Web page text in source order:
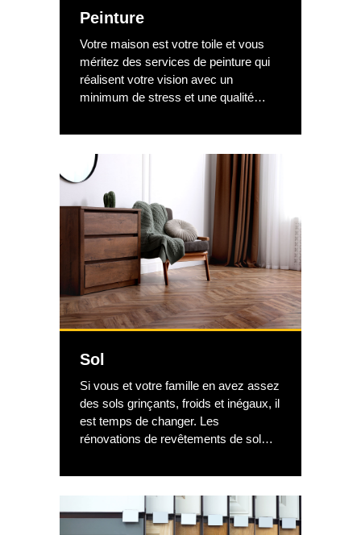
CCQ dans vos projets.
Peinture
Votre maison est votre toile et vous
méritez des services de peinture qui
réalisent votre vision avec un
minimum de stress et une qualité
peinture qualifiés sont indispensables
peinture. notre groupe vous laisse
avec des murs nets et finis plutôt que
de la peinture écaillée et des
renflements disgracieux.
Sol
Si vous et votre famille en avez assez
des sols grinçants, froids et inégaux, il
est temps de changer. Les
rénovations de revêtements de sol
objectifs de design d'intérieur et à
Pour répondre à vos besoins uniques
en matière de revêtements de sol,